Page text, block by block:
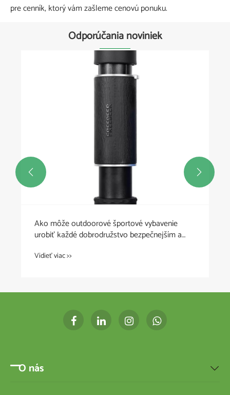
pre cenník, ktorý vám zašleme cenovú ponuku.
Odporúčania noviniek
Ako môže outdoorové športové vybavenie
urobiť každé dobrodružstvo bezpečnejším a
Vidieť viac >>
 
O nás 